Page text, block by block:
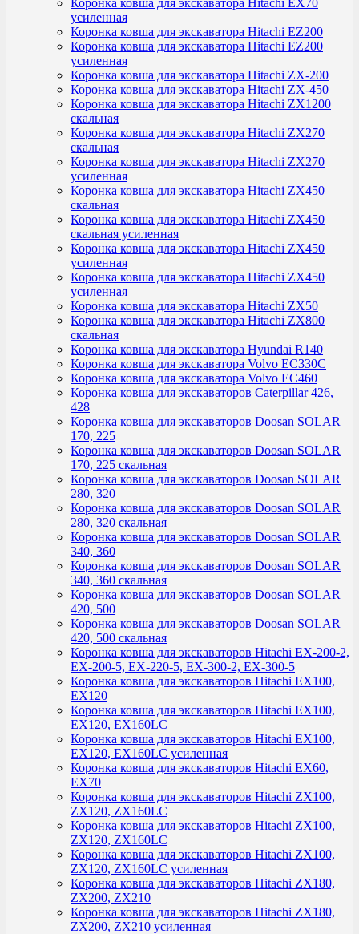
Коронка ковша для экскаватора Hitachi EX70
усиленная
Коронка ковша для экскаватора Hitachi EZ200
Коронка ковша для экскаватора Hitachi EZ200
усиленная
Коронка ковша для экскаватора Hitachi ZX-200
Коронка ковша для экскаватора Hitachi ZX-450
Коронка ковша для экскаватора Hitachi ZX1200
скальная
Коронка ковша для экскаватора Hitachi ZX270
скальная
Коронка ковша для экскаватора Hitachi ZX270
усиленная
Коронка ковша для экскаватора Hitachi ZX450
скальная
Коронка ковша для экскаватора Hitachi ZX450
скальная усиленная
Коронка ковша для экскаватора Hitachi ZX450
усиленная
Коронка ковша для экскаватора Hitachi ZX450
усиленная
Коронка ковша для экскаватора Hitachi ZX50
Коронка ковша для экскаватора Hitachi ZX800
скальная
Коронка ковша для экскаватора Hyundai R140
Коронка ковша для экскаватора Volvo EC330C
Коронка ковша для экскаватора Volvo EC460
Коронка ковша для экскаваторов Caterpillar 426,
428
Коронка ковша для экскаваторов Doosan SOLAR
170, 225
Коронка ковша для экскаваторов Doosan SOLAR
170, 225 скальная
Коронка ковша для экскаваторов Doosan SOLAR
280, 320
Коронка ковша для экскаваторов Doosan SOLAR
280, 320 скальная
Коронка ковша для экскаваторов Doosan SOLAR
340, 360
Коронка ковша для экскаваторов Doosan SOLAR
340, 360 скальная
Коронка ковша для экскаваторов Doosan SOLAR
420, 500
Коронка ковша для экскаваторов Doosan SOLAR
420, 500 скальная
Коронка ковша для экскаваторов Hitachi EX-200-2,
EX-200-5, EX-220-5, EX-300-2, EX-300-5
Коронка ковша для экскаваторов Hitachi EX100,
EX120
Коронка ковша для экскаваторов Hitachi EX100,
EX120, EX160LC
Коронка ковша для экскаваторов Hitachi EX100,
EX120, EX160LC усиленная
Коронка ковша для экскаваторов Hitachi EX60,
EX70
Коронка ковша для экскаваторов Hitachi ZX100,
ZX120, ZX160LC
Коронка ковша для экскаваторов Hitachi ZX100,
ZX120, ZX160LC
Коронка ковша для экскаваторов Hitachi ZX100,
ZX120, ZX160LC усиленная
Коронка ковша для экскаваторов Hitachi ZX180,
ZX200, ZX210
Коронка ковша для экскаваторов Hitachi ZX180,
ZX200, ZX210 усиленная